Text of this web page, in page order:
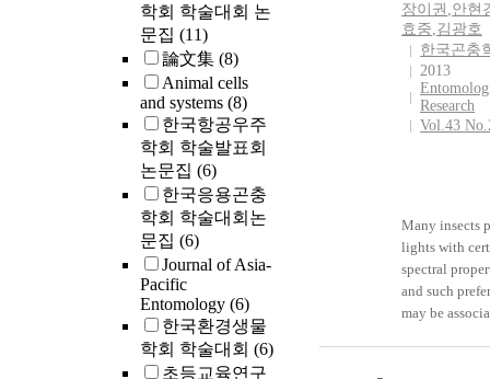
학회 학술대회 논
문집 (11)
論文集 (8)
Animal cells
and systems (8)
한국항공우주
학회 학술발표회
논문집 (6)
한국응용곤충
학회 학술대회논
문집 (6)
Journal of Asia-
Pacific
Entomology (6)
한국환경생물
학회 학술대회 (6)
초등교육연구
장이권 ,안현
효중,김광호
한국곤충
2013
Research
Vol.43
Many insects
lights with
spectral
and such
may be